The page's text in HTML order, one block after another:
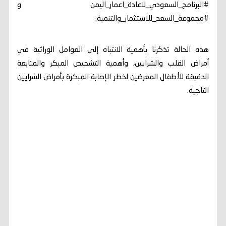
#البرنامج_السعودي_لاعادة_اعمار_اليمن و
#مجموعة_السعد_للاستثمار_والتنمية.
هذه الحالة تذكرنا بأهمية الانتباه إلى العوامل الوراثية في
أمراض القلب والشرايين، وأهمية التشخيص المبكر والمتابعة
الدقيقة للأطفال المعرضين لخطر الإصابة المبكرة بأمراض الشرايين
التاجية.